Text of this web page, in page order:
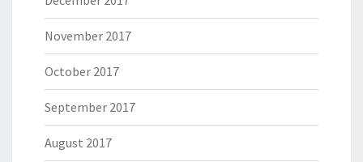
November 2017
October 2017
September 2017
August 2017